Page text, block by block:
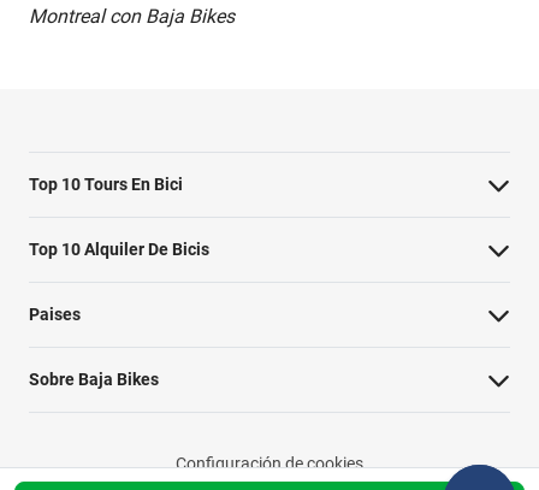
Montreal con Baja Bikes
Top 10 Tours En Bici
Lo más destacado de Ámsterdam
Barcelona imprescindible
Lo mejor de Sevilla en Bicicleta
Lo más destacado de París
Lo mejor de Roma en Bicicleta
Top 10 Alquiler De Bicis
Alquiler de bicicletas Ámsterdam
Alquiler de bicicletas Valencia
Alquiler de bicicletas Roma
Alquiler de bicicletas Madrid
Paises
Italia
Francia
Sobre Baja Bikes
Sobre Baja Bikes
Configuración de cookies